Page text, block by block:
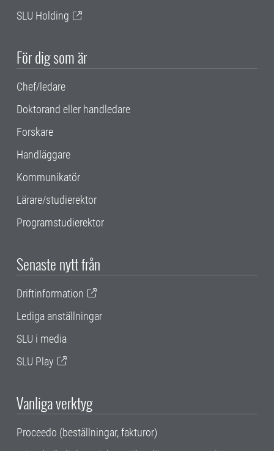
SLU Holding
För dig som är
Chef/ledare
Doktorand eller handledare
Forskare
Handläggare
Kommunikatör
Lärare/studierektor
Programstudierektor
Senaste nytt från
Driftinformation
Lediga anställningar
SLU i media
SLU Play
Vanliga verktyg
Proceedo (beställningar, fakturor)